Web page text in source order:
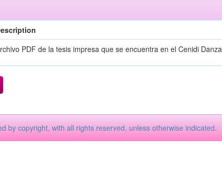
PDF de la tesis impresa que se encuentra en el Cenidi
by copyright, with all rights reserved, unless otherwise indicated.